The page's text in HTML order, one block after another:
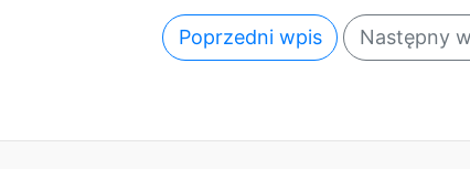
Poprzedni wpis Następny